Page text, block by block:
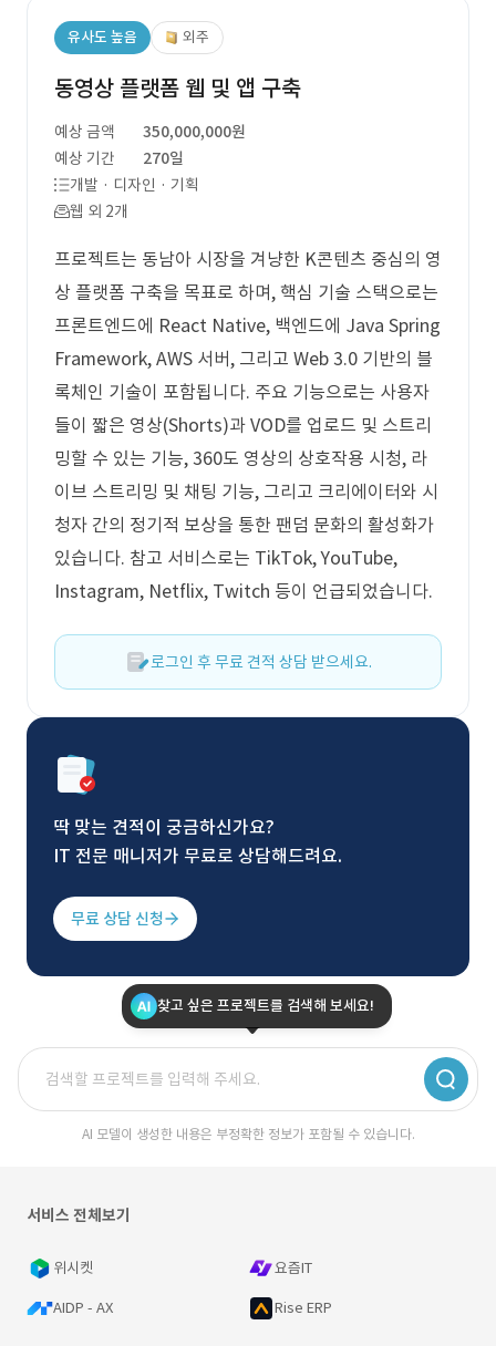
유사도 높음 외주
동영상 플랫폼 웹 및 앱 구축
예상 금액
350,000,000원
예상 기간
270일
개발 · 디자인 · 기획
웹 외 2개
프로젝트는 동남아 시장을 겨냥한 K콘텐츠 중심의 영
상 플랫폼 구축을 목표로 하며, 핵심 기술 스택으로는
프론트엔드에 React Native, 백엔드에 Java Spring
Framework, AWS 서버, 그리고 Web 3.0 기반의 블
록체인 기술이 포함됩니다. 주요 기능으로는 사용자
들이 짧은 영상(Shorts)과 VOD를 업로드 및 스트리
밍할 수 있는 기능, 360도 영상의 상호작용 시청, 라
이브 스트리밍 및 채팅 기능, 그리고 크리에이터와 시
청자 간의 정기적 보상을 통한 팬덤 문화의 활성화가
있습니다. 참고 서비스로는 TikTok, YouTube,
Instagram, Netflix, Twitch 등이 언급되었습니다.
로그인 후 무료 견적 상담 받으세요.
딱 맞는 견적이 궁금하신가요?
IT 전문 매니저가 무료로 상담해드려요.
무료 상담 신청
찾고 싶은 프로젝트를 검색해 보세요!
AI 모델이 생성한 내용은 부정확한 정보가 포함될 수 있습니다.
서비스 전체보기
위시켓 요즘IT
AIDP - AX Rise ERP